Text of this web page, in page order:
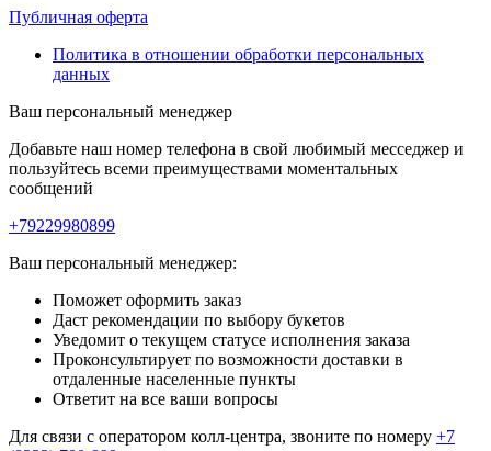
Публичная оферта
Политика в отношении обработки персональных
данных
Ваш персональный менеджер
Добавьте наш номер телефона в свой любимый месседжер и
пользуйтесь всеми преимуществами моментальных
сообщений
+79229980899
Ваш персональный менеджер:
Поможет оформить заказ
Даст рекомендации по выбору букетов
Уведомит о текущем статусе исполнения заказа
Проконсультирует по возможности доставки в
отдаленные населенные пункты
Ответит на все ваши вопросы
Для связи с оператором колл-центра, звоните по номеру +7